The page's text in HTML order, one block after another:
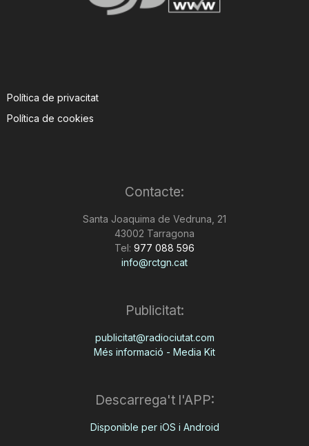
Política de privacitat
Política de cookies
Contacte:
Santa Joaquima de Vedruna, 21
43002 Tarragona
Tel: 977 088 596
info@rctgn.cat
Publicitat:
publicitat@radiociutat.com
Més informació - Media Kit
Descarrega't l'APP:
Disponible per iOS i Android